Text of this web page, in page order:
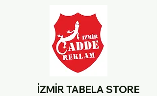
İZMİR TABELA STORE